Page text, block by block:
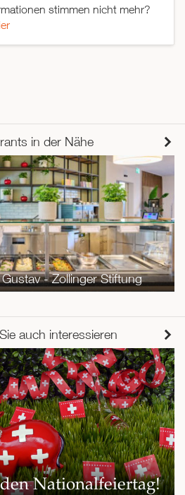
stimmen nicht mehr?
in der Nähe
- Zollinger Stiftung
auch interessieren
Nationalfeiertag!